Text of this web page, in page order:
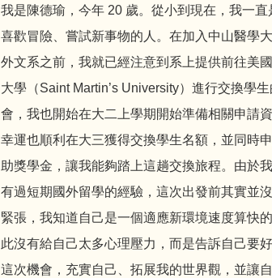
我是陳德瑜，今年 20 歲。從小到現在，我一直
喜歡冒險、嘗試新事物的人。在加入中山醫學
外文系之前，我就已經注意到系上提供前往美
大學（Saint Martin’s University）進行交換學
會，我也開始在大二上學期開始準備相關申請
幸運也順利在大三獲得交換學生名額，並同時
助獎學金，讓我能夠踏上這趟交換旅程。由於
有過短期國外留學的經驗，這次出發前其實並
緊張，我知道自己是一個適應新環境速度算快
此沒有給自己太多心理壓力，而是告訴自己要
這次機會，充實自己、拓展我的世界觀，並讓